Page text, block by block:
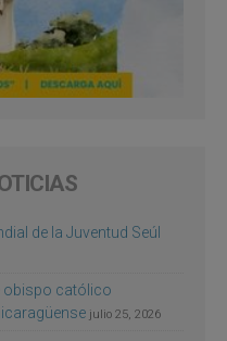
de la Juventud Seúl
obispo católico
julio 25, 2026